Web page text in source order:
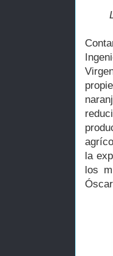
la
los